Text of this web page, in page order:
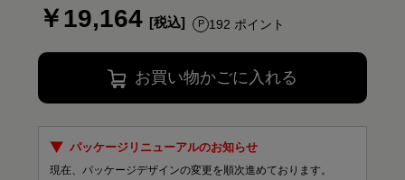
￥19,164 192 ポイント
お買い物かごに入れる
パッケージリニューアルのお知らせ
現在、パッケージデザインの変更を順次進めております。